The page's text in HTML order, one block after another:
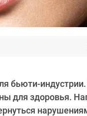
бьюти-
для здоровья.